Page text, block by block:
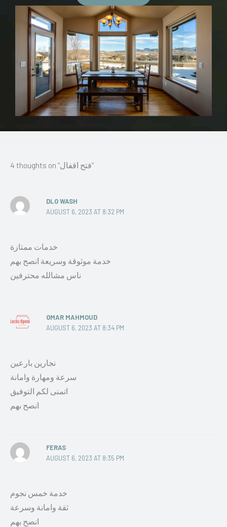
4 thoughts on “فتح اقفال”
DLO WASH
AUGUST 6, 2023 AT 8:32 PM
خدمات ممتازة
خدمة موثوقة وسريعة انصح بهم
ناس مشالله محترفين
OMAR MAHMOUD
AUGUST 6, 2023 AT 8:34 PM
نجارين بارعين
سرعة ومهارة وامانة
اتمنى لكم التوفيق
انصح بهم
FERAS
AUGUST 6, 2023 AT 8:35 PM
خدمة خمس نجوم
ثقة وامانة وسرعة
انصح بهم